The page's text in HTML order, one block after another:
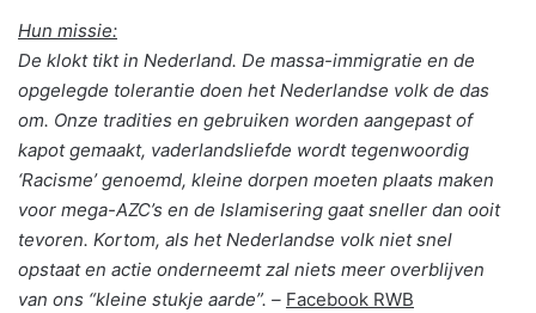
Hun missie:
De klokt tikt in Nederland. De massa-immigratie en de
opgelegde tolerantie doen het Nederlandse volk de das
om. Onze tradities en gebruiken worden aangepast of
kapot gemaakt, vaderlandsliefde wordt tegenwoordig
‘Racisme’ genoemd, kleine dorpen moeten plaats maken
voor mega-AZC’s en de Islamisering gaat sneller dan ooit
tevoren. Kortom, als het Nederlandse volk niet snel
opstaat en actie onderneemt zal niets meer overblijven
van ons “kleine stukje aarde”. – Facebook RWB